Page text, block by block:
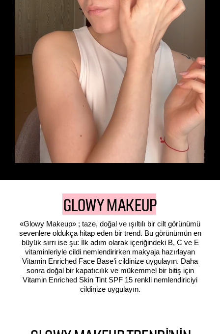
GLOWY MAKEUP
«Glowy Makeup» ; taze, doğal ve ışıltılı bir cilt görünümü
sevenlere oldukça hitap eden bir trend. Bu görünümün en
büyük sırrı ise şu: İlk adım olarak içeriğindeki B, C ve E
vitaminleriyle cildi nemlendirirken makyaja hazırlayan
Vitamin Enriched Face Base’i cildinize uygulayın. Daha
sonra doğal bir kapatıcılık ve mükemmel bir bitiş için
Vitamin Enriched Skin Tint SPF 15 renkli nemlendiriciyi
cildinize uygulayın.